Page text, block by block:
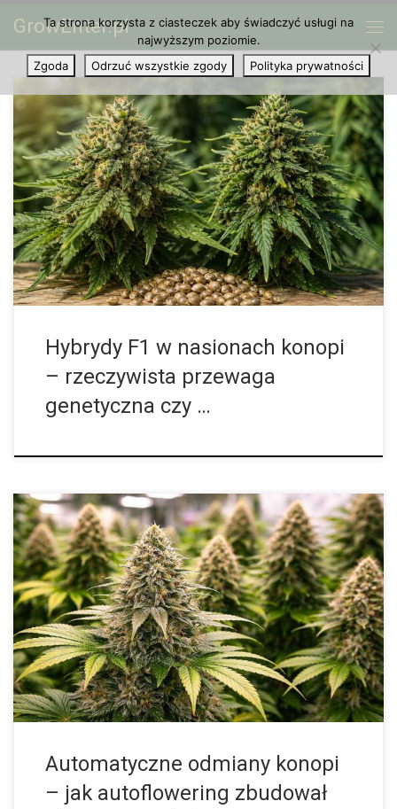
Przejdź do treści
GrowEnter.pl
Rynek nasion konopi od lat rozwija się w szybkim tempie, a
razem z nim zmienia się sposób, w jaki producenci, seedbanki i
sklepy komunikują wartość swoich produktów. Jeszcze
niedawno w […]
Hybrydy F1 w nasionach konopi
– rzeczywista przewaga
genetyczna czy …
Automatyczne odmiany konopi od dawna przyciągają uwagę i
dziś należą do najbardziej rozpoznawalnych oraz najczęściej
omawianych segmentów całego rynku genetyki konopnej.
Jeszcze stosunkowo niedawno były kojarzone przede
wszystkim z eksperymentem […]
Automatyczne odmiany konopi
– jak autoflowering zbudował
Ta strona korzysta z ciasteczek aby świadczyć usługi na
najwyższym poziomie.
Zgoda
Odrzuć wszystkie zgody Polityka prywatności